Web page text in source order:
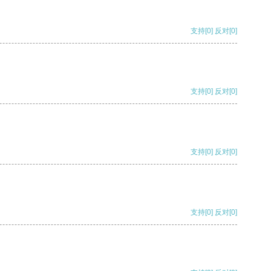
支持[0] 反对[0]
支持[0] 反对[0]
支持[0] 反对[0]
支持[0] 反对[0]